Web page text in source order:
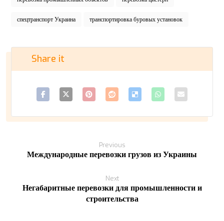
спецтранспорт Украина транспортировка буровых установок
Previous
Международные перевозки грузов из Украины
Next
Негабаритные перевозки для промышленности и
строительства